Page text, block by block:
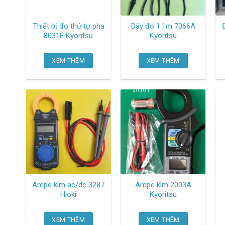
Thiết bị đo thứ tự pha
8031F Kyoritsu
XEM THÊM
Dây đo 1.1m 7066A
Kyoritsu
XEM THÊM
Ampe kìm ac/dc 3287
Hioki
XEM THÊM
Ampe kìm 2003A
Kyoritsu
XEM THÊM